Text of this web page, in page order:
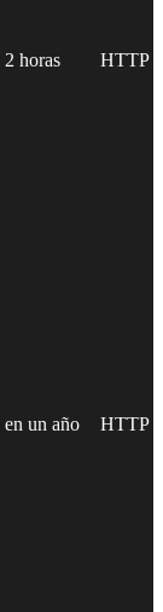
2 horas HTTP
en un año HTTP